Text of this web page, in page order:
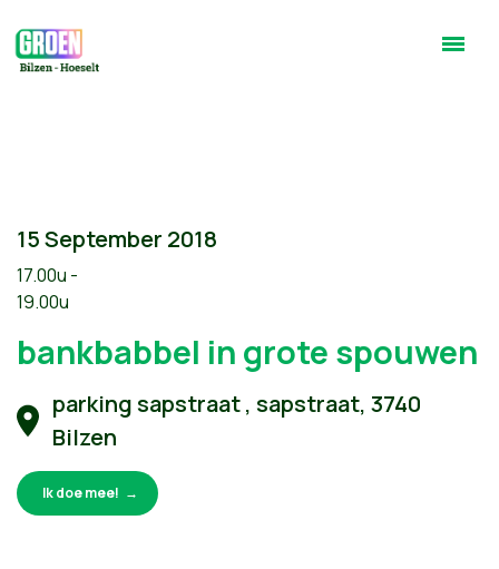
15 September 2018
17.00u -
19.00u
bankbabbel in grote spouwen
parking sapstraat , sapstraat, 3740
Bilzen
Ik doe mee!